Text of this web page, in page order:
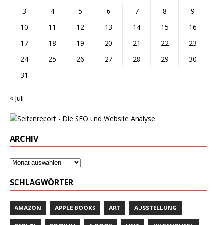
3
4 5 6 7 8
9
10
11 12 13 14 15
16
17
18 19 20 21 22
23
24
25 26 27 28 29
30
31
« Juli
ARCHIV
SCHLAGWÖRTER
AMAZON APPLE BOOKS ART AUSSTELLUNG